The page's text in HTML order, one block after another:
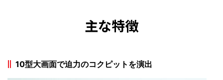
主な特徴
10型大画面で迫力のコクピットを演出